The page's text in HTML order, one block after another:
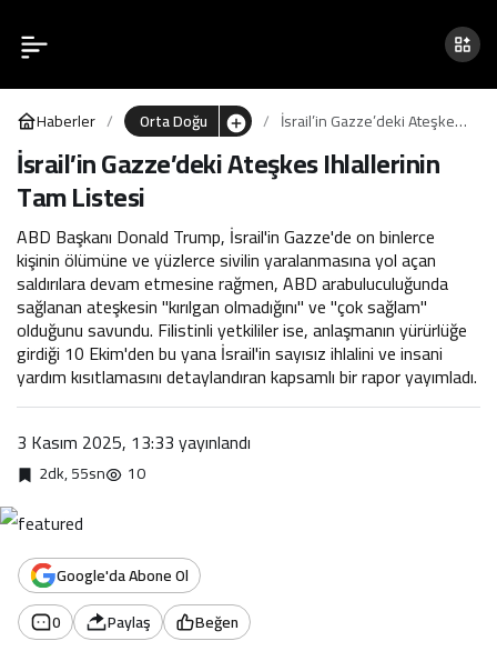
Haberler Orta Doğu
İsrail’in Gazze’deki Ateşkes
Ihlallerinin Tam Listesi
İsrail’in Gazze’deki Ateşkes Ihlallerinin
Tam Listesi
ABD Başkanı Donald Trump, İsrail'in Gazze'de on binlerce
kişinin ölümüne ve yüzlerce sivilin yaralanmasına yol açan
saldırılara devam etmesine rağmen, ABD arabuluculuğunda
sağlanan ateşkesin "kırılgan olmadığını" ve "çok sağlam"
olduğunu savundu. Filistinli yetkililer ise, anlaşmanın yürürlüğe
girdiği 10 Ekim'den bu yana İsrail'in sayısız ihlalini ve insani
yardım kısıtlamasını detaylandıran kapsamlı bir rapor yayımladı.
3 Kasım 2025, 13:33yayınlandı
2dk, 55sn 10
Google'da Abone Ol
0
Paylaş Beğen
İsrail’in Gazze’deki
Ateşkes Ihlallerinin Tam
Listesi
Paylaş